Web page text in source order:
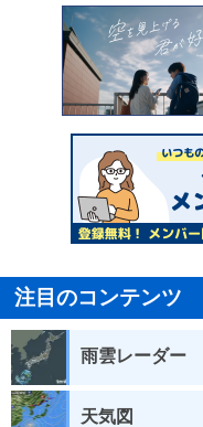
注目のコンテンツ
雨雲レーダー
天気図